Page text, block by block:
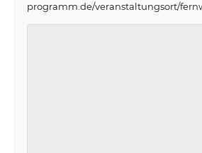
programm.de/veranstaltungsort/